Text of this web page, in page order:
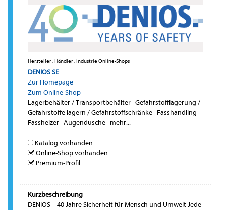
Hersteller , Händler , Industrie Online-Shops
DENIOS SE
Zur Homepage
Zum Online-Shop
Lagerbehälter / Transportbehälter·Gefahrstofflagerung /
Gefahrstoffe lagern / Gefahrstoffschränke· Fasshandling ·
Fassheizer·Augendusche· mehr...
Katalog vorhanden
Online-Shop vorhanden
Premium-Profil
Kurzbeschreibung
DENIOS – 40 Jahre Sicherheit für Mensch und Umwelt Jede